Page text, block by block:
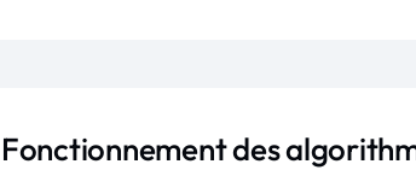
Fonctionnement des